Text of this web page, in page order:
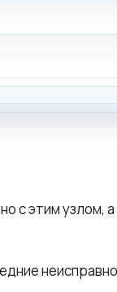
с этим узлом, а